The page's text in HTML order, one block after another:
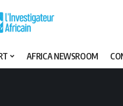
AFRICA NEWSROOM